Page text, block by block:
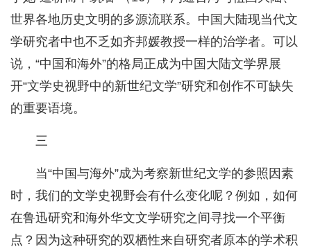
世界各地历史文明的多源流联系。中国大陆现当代文
学研究者中也不乏如齐邦媛教授一样的治学者。可以
说，“中国和海外”的格局正成为中国大陆文学界展
开“文学史视野中的新世纪文学”研究和创作不可缺失
的重要语境。
三
当“中国与海外”成为考察新世纪文学的参照因素
时，我们的文学史视野会有什么变化呢？例如，如何
在鲁迅研究和海外华文文学研究之间寻找一个平衡
点？因为这种研究的双栖性来自研究者原本的学术积